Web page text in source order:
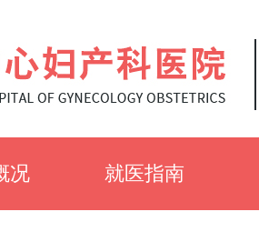
况 就医指南